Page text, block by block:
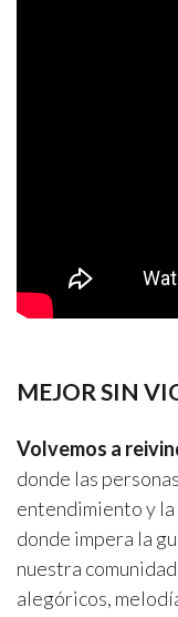
MEJOR SIN
Volvemos a
donde las
entendimiento y
donde impera la
nuestra
alegóricos,